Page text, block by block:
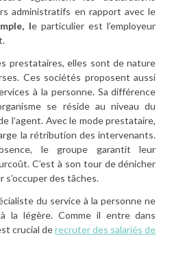
administratifs en rapport avec le
le particulier est l’employeur
prestataires, elles sont de nature
Ces sociétés proposent aussi
à la personne. Sa différence
se réside au niveau du
l’agent. Avec le mode prestataire,
la rétribution des intervenants.
le groupe garantit leur
C’est à son tour de dénicher
s’occuper des tâches.
du service à la personne ne
la légère. Comme il entre dans
crucial derecruter des salariés de